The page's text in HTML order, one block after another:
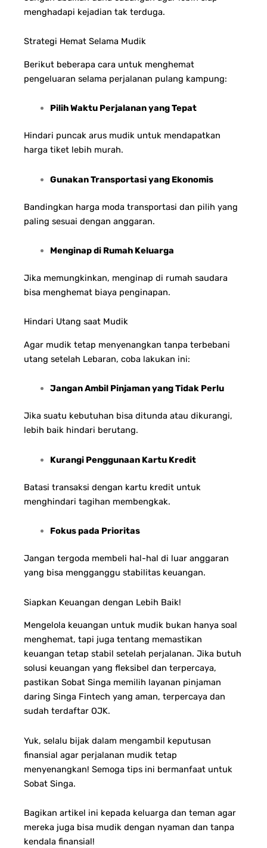
menghadapi kejadian tak terduga.
Strategi Hemat Selama Mudik
Berikut beberapa cara untuk menghemat
pengeluaran selama perjalanan pulang kampung:
Pilih Waktu Perjalanan yang Tepat
Hindari puncak arus mudik untuk mendapatkan
harga tiket lebih murah.
Gunakan Transportasi yang Ekonomis
Bandingkan harga moda transportasi dan pilih yang
paling sesuai dengan anggaran.
Menginap di Rumah Keluarga
Jika memungkinkan, menginap di rumah saudara
bisa menghemat biaya penginapan.
Hindari Utang saat Mudik
Agar mudik tetap menyenangkan tanpa terbebani
utang setelah Lebaran, coba lakukan ini:
Jangan Ambil Pinjaman yang Tidak Perlu
Jika suatu kebutuhan bisa ditunda atau dikurangi,
lebih baik hindari berutang.
Kurangi Penggunaan Kartu Kredit
Batasi transaksi dengan kartu kredit untuk
menghindari tagihan membengkak.
Fokus pada Prioritas
Jangan tergoda membeli hal-hal di luar anggaran
yang bisa mengganggu stabilitas keuangan.
Siapkan Keuangan dengan Lebih Baik!
Mengelola keuangan untuk mudik bukan hanya soal
menghemat, tapi juga tentang memastikan
keuangan tetap stabil setelah perjalanan. Jika butuh
solusi keuangan yang fleksibel dan terpercaya,
pastikan Sobat Singa memilih layanan pinjaman
daring Singa Fintech yang aman, terpercaya dan
sudah terdaftar OJK.
Yuk, selalu bijak dalam mengambil keputusan
finansial agar perjalanan mudik tetap
menyenangkan! Semoga tips ini bermanfaat untuk
Sobat Singa.
Bagikan artikel ini kepada keluarga dan teman agar
mereka juga bisa mudik dengan nyaman dan tanpa
kendala finansial!